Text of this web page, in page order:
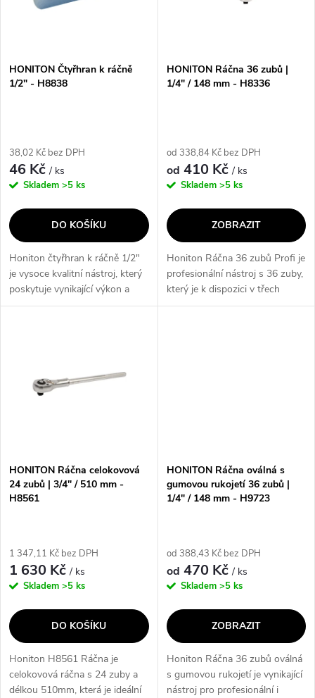
p
o
d
u
k
t
s
p
o
d
u
k
t
HONITON Čtyřhran k ráčně
1/2" - H8838
38,02 Kč bez DPH
46 Kč/ ks
Skladem >5 ks
DO KOŠÍKU
Honiton čtyřhran k ráčně 1/2"
je vysoce kvalitní nástroj, který
poskytuje vynikající výkon a
spolehlivost. Jeho klíčové
HONITON Ráčna 36 zubů |
1/4" / 148 mm - H8336
od 338,84 Kč bez DPH
od 410 Kč/ ks
Skladem >5 ks
ZOBRAZIT
Honiton Ráčna 36 zubů Profi je
profesionální nástroj s 36 zuby,
který je k dispozici v třech
velikostech: 1/4", 3/8" a 1/2".
HONITON Ráčna celokovová
24 zubů | 3/4" / 510 mm -
H8561
1 347,11 Kč bez DPH
1 630 Kč/ ks
Skladem >5 ks
DO KOŠÍKU
Honiton H8561 Ráčna je
celokovová ráčna s 24 zuby a
délkou 510mm, která je ideální
HONITON Ráčna oválná s
gumovou rukojetí 36 zubů |
1/4" / 148 mm - H9723
od 388,43 Kč bez DPH
od 470 Kč/ ks
Skladem >5 ks
ZOBRAZIT
Honiton Ráčna 36 zubů oválná
s gumovou rukojetí je vynikající
nástroj pro profesionální i